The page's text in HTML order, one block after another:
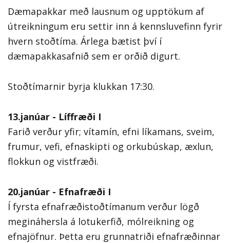
Dæmapakkar með lausnum og upptökum af
útreikningum eru settir inn á kennsluvefinn fyrir
hvern stoðtíma. Árlega bætist því í
dæmapakkasafnið sem er orðið digurt.
Stoðtímarnir byrja klukkan 17:30.
13.janúar - Líffræði I
Farið verður yfir; vítamín, efni líkamans, sveim,
frumur, vefi, efnaskipti og orkubúskap, æxlun,
flokkun og vistfræði.
20.janúar - Efnafræði I
Í fyrsta efnafræðistoðtímanum verður lögð
megináhersla á lotukerfið, mólreikning og
efnajöfnur. Þetta eru grunnatriði efnafræðinnar